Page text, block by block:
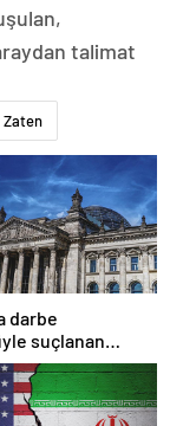
talimat
Zaten
darbe
suçlanan
yasaklandı